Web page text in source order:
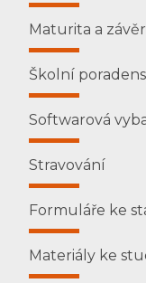
Maturita a
Školní
Softwarová
Stravování
Formuláře ke
Materiály ke